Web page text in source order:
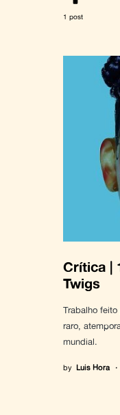
1 post
Crítica |
Twigs
Trabalho
raro,
mundial.
by Luis Hora